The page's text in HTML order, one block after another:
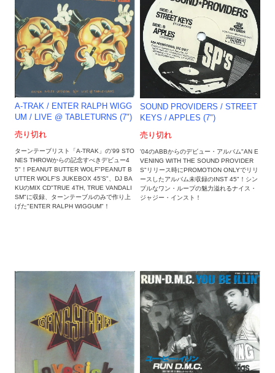
A-TRAK / ENTER RALPH WIGG
UM / LIVE @ TABLETURNS (7")
売り切れ
ターンテーブリスト「A-TRAK」の'99 STO
NES THROWからの記念すべきデビュー4
5"！PEANUT BUTTER WOLF"PEANUT B
UTTER WOLF'S JUKEBOX 45'S"、DJ BA
KUのMIX CD"TRUE 4TH, TRUE VANDALI
SM"に収録、ターンテーブルのみで作り上
げた"ENTER RALPH WIGGUM"！
SOUND PROVIDERS / STREET
KEYS / APPLES (7")
売り切れ
'04のABBからのデビュー・アルバム"AN E
VENING WITH THE SOUND PROVIDER
S"リリース時にPROMOTION ONLYでリリ
ースしたアルバム未収録のINST 45"！シン
プルなワン・ループの魅力溢れるナイス・
ジャジー・インスト！